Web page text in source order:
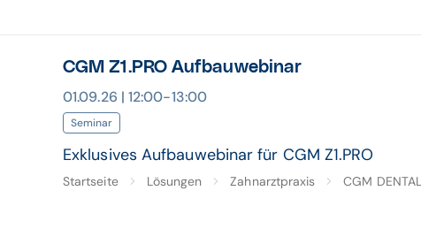
CGM Z1.PRO Aufbauwebinar
01.09.26 | 12:00-13:00
Seminar
Exklusives Aufbauwebinar für CGM Z1.PRO
Startseite Lösungen Zahnarztpraxis CGM